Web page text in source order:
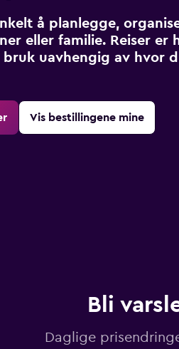
å planlegge,
eller familie. Reiser er
uavhengig av hvor
Vis bestillingene mine
Bli
Daglige